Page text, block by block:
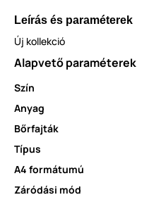
Leírás és paraméterek
Új kollekció
Alapvető paraméterek
Szín
Anyag
Bőrfajták
Típus
A4 formátumú
Záródási mód